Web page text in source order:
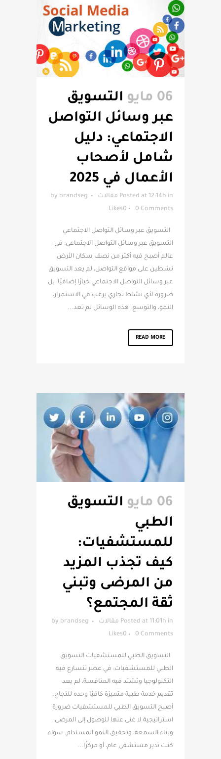
06 مايو
التسويق
عبر وسائل التواصل
الاجتماعي: دليل
شامل لأصحاب
الأعمال في 2025
Posted at 12:14h in مقالات by brandseg
0 Comments
0
Likes
التسويق عبر وسائل التواصل الاجتماعي
التسويق عبر وسائل التواصل الاجتماعي: في
عالم أصبح فيه أكثر من نصف سكان الأرض
نشطين على مواقع التواصل، لم يعد التسويق
عبر وسائل التواصل الاجتماعي خيارًا إضافيًا، بل
ضرورة لأي نشاط تجاري يرغب في الاستمرار،
النمو، والتوسع. هذه الوسائل لم تعد...
READ MORE
06 مايو
التسويق
الطبي
للمستشفيات:
كيف تجذب المزيد
من المرضى وتبني
ثقة المجتمع؟
Posted at 11:01h in مقالات by brandseg
0 Comments
0
Likes
التسويق الطبي للمستشفيات التسويق
الطبي للمستشفيات: في عصر تتسارع فيه
التكنولوجيا وتشتد فيه المنافسة، لم يعد
تقديم خدمة طبية متميزة كافيًا وحده للنجاح.
أصبح التسويق الطبي للمستشفيات ضرورة
استراتيجية لا غنى عنها للوصول إلى المرضى،
وبناء السمعة، وتحقيق النمو المستدام. سواء
كنت تدير مستشفى عام، أو مركزًا...